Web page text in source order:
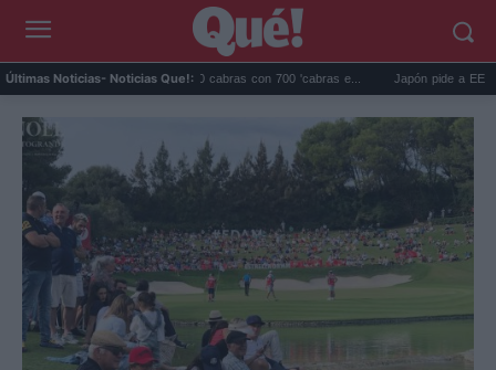
Últimas Noticias- Noticias Que!:
Galápagos eliminó 140.000 cabras con 700 'cabras e... Japón pide a EEUU que